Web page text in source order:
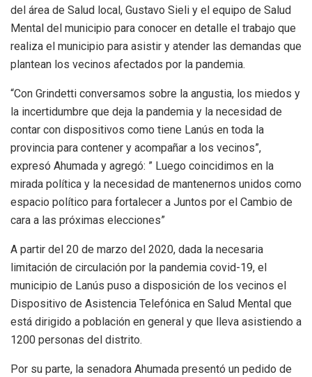
del área de Salud local, Gustavo Sieli y el equipo de Salud
Mental del municipio para conocer en detalle el trabajo que
realiza el municipio para asistir y atender las demandas que
plantean los vecinos afectados por la pandemia.
“Con Grindetti conversamos sobre la angustia, los miedos y
la incertidumbre que deja la pandemia y la necesidad de
contar con dispositivos como tiene Lanús en toda la
provincia para contener y acompañar a los vecinos”,
expresó Ahumada y agregó: ” Luego coincidimos en la
mirada política y la necesidad de mantenernos unidos como
espacio político para fortalecer a Juntos por el Cambio de
cara a las próximas elecciones”
A partir del 20 de marzo del 2020, dada la necesaria
limitación de circulación por la pandemia covid-19, el
municipio de Lanús puso a disposición de los vecinos el
Dispositivo de Asistencia Telefónica en Salud Mental que
está dirigido a población en general y que lleva asistiendo a
1200 personas del distrito.
Por su parte, la senadora Ahumada presentó un pedido de